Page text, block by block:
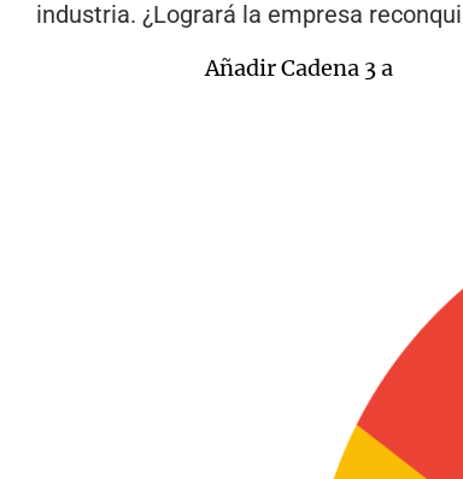
industria. ¿Logrará la empresa
Añadir Cadena 3 a